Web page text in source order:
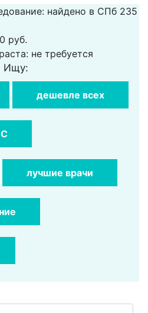
найдено в СПб 235
руб.
не требуется
Ищу:
дешевле всех
лучшие врачи